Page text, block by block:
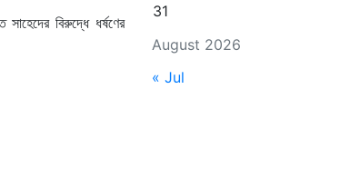
বিরুদ্ধে ধর্ষণের
August 2026
31
« Jul